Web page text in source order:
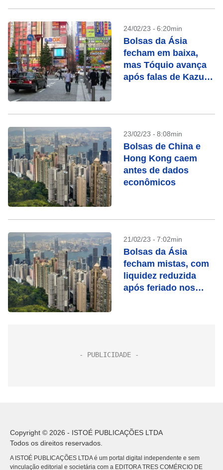
24/02/23 - 6:20min
Bolsas da Ásia
fecham em baixa,
mas Tóquio avança
após falas de Kazuo
23/02/23 - 8:08min
Bolsas de China e
Hong Kong caem
antes de dados
econômicos
21/02/23 - 7:02min
Bolsas da Ásia
fecham mistas, com
liquidez reduzida
após feriado nos
Copyright © 2026 - ISTOÉ PUBLICAÇÕES LTDA
Todos os direitos reservados.
A ISTOÉ PUBLICAÇÕES LTDA é um portal digital independente e sem
vinculação editorial e societária com a EDITORA TRES COMÉRCIO DE